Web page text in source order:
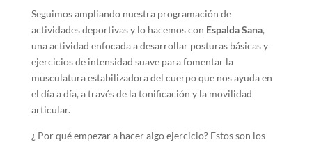
Seguimos ampliando nuestra programación de
actividades deportivas y lo hacemos con Espalda Sana,
una actividad enfocada a desarrollar posturas básicas y
ejercicios de intensidad suave para fomentar la
musculatura estabilizadora del cuerpo que nos ayuda en
el día a día, a través de la tonificación y la movilidad
articular.
¿ Por qué empezar a hacer algo ejercicio? Estos son los